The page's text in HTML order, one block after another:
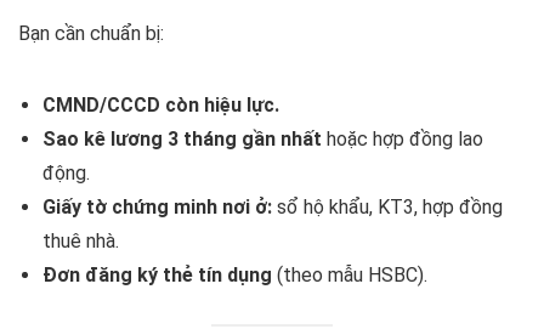
Bạn cần chuẩn bị:
CMND/CCCD còn hiệu lực.
Sao kê lương 3 tháng gần nhất hoặc hợp đồng lao
động.
Giấy tờ chứng minh nơi ở: sổ hộ khẩu, KT3, hợp đồng
thuê nhà.
Đơn đăng ký thẻ tín dụng (theo mẫu HSBC).